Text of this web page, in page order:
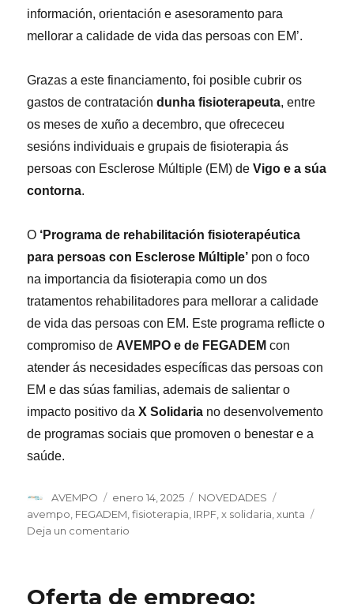
información, orientación e asesoramento para
mellorar a calidade de vida das persoas con EM’.
Grazas a este financiamento, foi posible cubrir os
gastos de contratación dunha fisioterapeuta, entre
os meses de xuño a decembro, que ofrececeu
sesións individuais e grupais de fisioterapia ás
persoas con Esclerose Múltiple (EM) deVigo e a súa
contorna.
O ‘Programa de rehabilitación fisioterapéutica
para persoas con Esclerose Múltiple’ pon o foco
na importancia da fisioterapia como un dos
tratamentos rehabilitadores para mellorar a calidade
de vida das persoas con EM. Este programa reflicte o
compromiso de AVEMPO e de FEGADEM con
atender ás necesidades específicas das persoas con
EM e das súas familias, ademais de salientar o
impacto positivo da X Solidaria no desenvolvemento
de programas sociais que promoven o benestar e a
saúde.
Autor
AVEMPO
Publicado
el
enero 14, 2025 Categorías
NOVEDADES
avempo FEGADEM ,fisioterapia IRPF ,x solidaria ,xunta
Deja un comentario
do
Oferta de emprego: